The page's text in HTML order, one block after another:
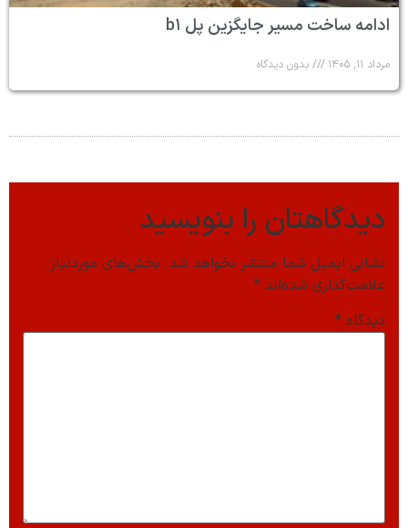
ادامه ساخت مسیر جایگزین پل b۱
مرداد ۱۱, ۱۴۰۵ بدون دیدگاه
دیدگاهتان را بنویسید
نشانی ایمیل شما منتشر نخواهد شد. بخش‌های موردنیاز
علامت‌گذاری شده‌اند *
دیدگاه *